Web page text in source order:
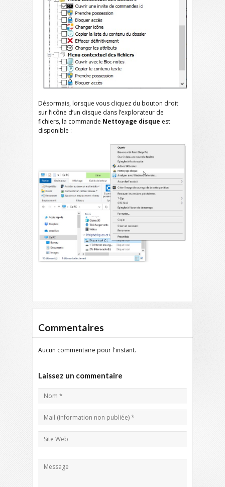
Désormais, lorsque vous cliquez du bouton droit
sur l’icône d’un disque dans l’explorateur de
fichiers, la commande Nettoyage disque est
disponible :
Commentaires
Aucun commentaire pour l'instant.
Laissez un commentaire